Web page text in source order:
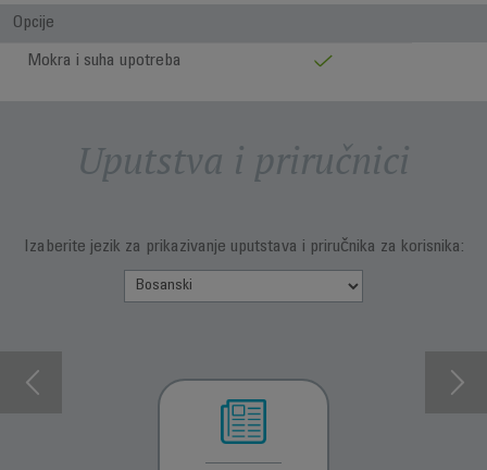
Opcije
Mokra i suha upotreba
Uputstva i priručnici
Izaberite jezik za prikazivanje uputstava i priručnika za korisnika: